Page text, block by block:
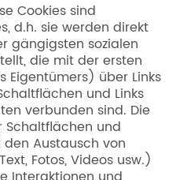
Cookies sind
d.h. sie werden direkt
gängigsten sozialen
die mit der ersten
Eigentümers) über Links
und Links
verbunden sind. Die
Schaltflächen und
Austausch von
Fotos, Videos usw.)